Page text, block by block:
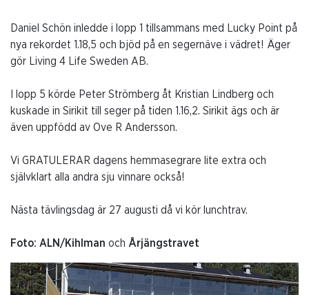
Daniel Schön inledde i lopp 1 tillsammans med Lucky Point på
nya rekordet 1.18,5 och bjöd på en segernäve i vädret! Äger
gör Living 4 Life Sweden AB.
I lopp 5 körde Peter Strömberg åt Kristian Lindberg och
kuskade in Sirikit till seger på tiden 1.16,2. Sirikit ägs och är
även uppfödd av Ove R Andersson.
Vi GRATULERAR dagens hemmasegrare lite extra och
självklart alla andra sju vinnare också!
Nästa tävlingsdag är 27 augusti då vi kör lunchtrav.
Foto: ALN/Kihlman och Årjängstravet